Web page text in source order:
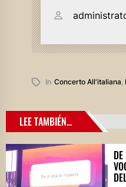
In Concerto All'italiana
LEE TAMBIÉN...